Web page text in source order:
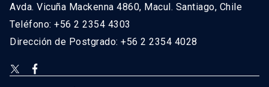
Avda. Vicuña Mackenna 4860, Macul. Santiago, Chile
Teléfono: +56 2 2354 4303
Dirección de Postgrado: +56 2 2354 4028